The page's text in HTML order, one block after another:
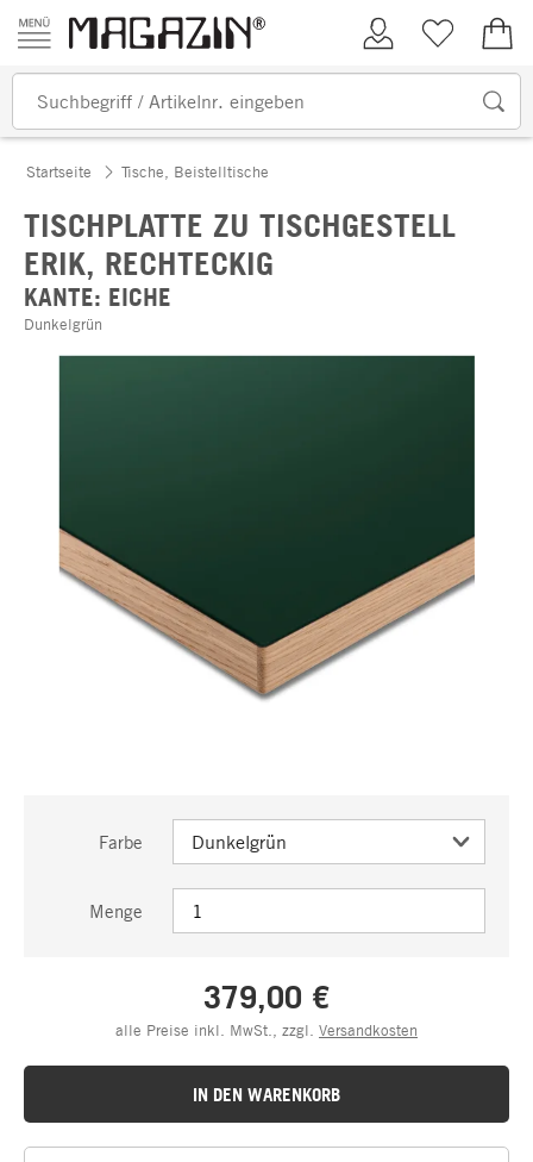
Zum Inhalt springen
Kundenkonto
Merkliste
Startseite Tische, Beistelltische
TISCHPLATTE ZU TISCHGESTELL
ERIK, RECHTECKIG
KANTE: EICHE
Dunkelgrün
Farbe
Menge
379,00 €
alle Preise inkl. MwSt., zzgl. Versandkosten
IN DEN WARENKORB